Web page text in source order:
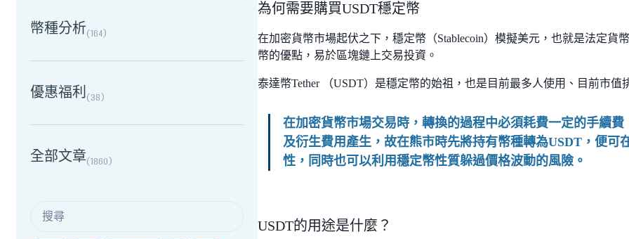
幣種分析(164)
優惠福利(38)
全部文章(1860)
為何需要購買USDT穩定幣
在加密貨幣市場起伏之下，穩定幣（Stablecoin）模擬美元，也就是法定貨
幣的優點，易於區塊鏈上交易投資。
泰達幣Tether （USDT）是穩定幣的始祖，也是目前最多人使用、目前市值
在加密貨幣市場交易時，轉換的過程中必須耗費一定的手續
及衍生費用產生，故在熊市時先將持有幣種轉為USDT，便可
性，同時也可以利用穩定幣性質躲過價格波動的風險。
USDT的用途是什麼？